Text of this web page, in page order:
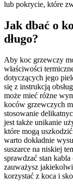
lub pokrycie, które
Jak dbać o
długo?
Aby koc grzewczy
właściwości
dotyczących jego
się z instrukcją
może mieć różne
koców grzewczych
stosowanie
jest także unikanie
które mogą
warto dokładnie
suszarce na niskiej
sprawdzać stan
zauważysz
korzystać z koca i